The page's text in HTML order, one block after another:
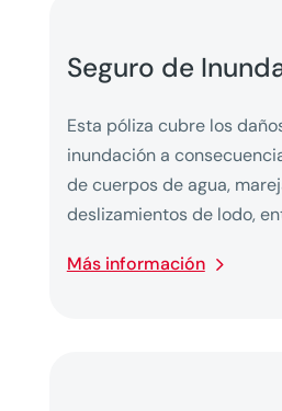
Seguro de
Esta póliza cubre los
inundación a
de cuerpos de agua,
deslizamientos de lodo,
Más información